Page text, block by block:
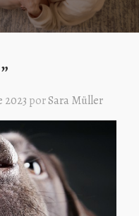
2023 porSara Müller